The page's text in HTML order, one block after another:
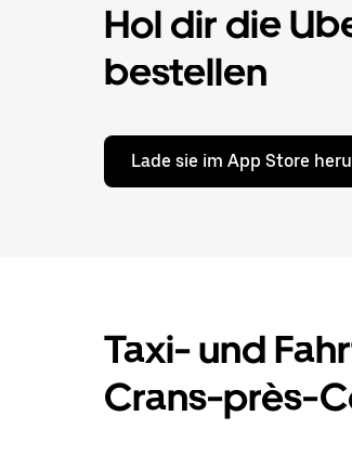
Hol dir die
bestellen
Lade sie im App Store
Taxi- und
Crans-près-